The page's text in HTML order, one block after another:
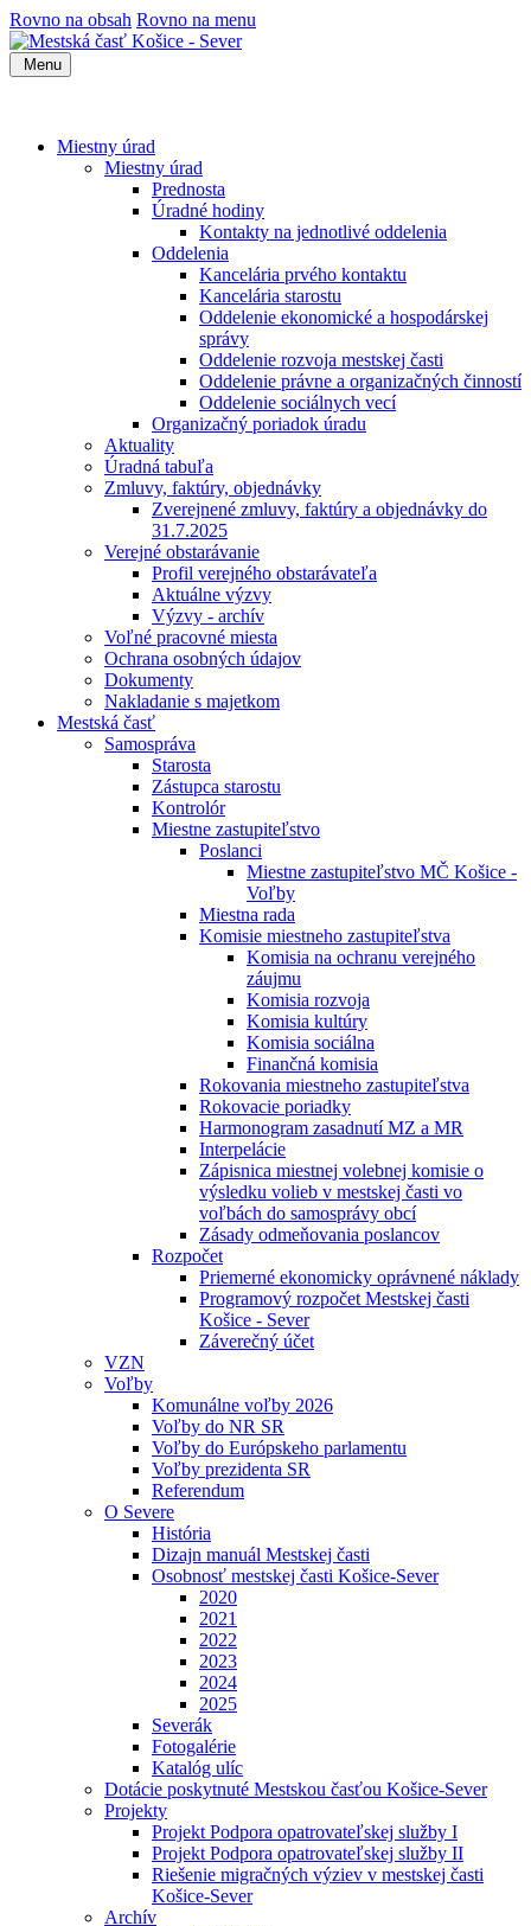
Rovno na obsah Rovno na menu
Menu
Miestny úrad
Miestny úrad
Prednosta
Úradné hodiny
Kontakty na jednotlivé oddelenia
Oddelenia
Kancelária prvého kontaktu
Kancelária starostu
Oddelenie ekonomické a hospodárskej
správy
Oddelenie rozvoja mestskej časti
Oddelenie právne a organizačných činností
Oddelenie sociálnych vecí
Organizačný poriadok úradu
Aktuality
Úradná tabuľa
Zmluvy, faktúry, objednávky
Zverejnené zmluvy, faktúry a objednávky do
31.7.2025
Verejné obstarávanie
Profil verejného obstarávateľa
Aktuálne výzvy
Výzvy - archív
Voľné pracovné miesta
Ochrana osobných údajov
Dokumenty
Nakladanie s majetkom
Mestská časť
Samospráva
Starosta
Zástupca starostu
Kontrolór
Miestne zastupiteľstvo
Poslanci
Miestne zastupiteľstvo MČ Košice -
Voľby
Miestna rada
Komisie miestneho zastupiteľstva
Komisia na ochranu verejného
záujmu
Komisia rozvoja
Komisia kultúry
Komisia sociálna
Finančná komisia
Rokovania miestneho zastupiteľstva
Rokovacie poriadky
Harmonogram zasadnutí MZ a MR
Interpelácie
Zápisnica miestnej volebnej komisie o
výsledku volieb v mestskej časti vo
voľbách do samosprávy obcí
Zásady odmeňovania poslancov
Rozpočet
Priemerné ekonomicky oprávnené náklady
Programový rozpočet Mestskej časti
Košice - Sever
Záverečný účet
VZN
Voľby
Komunálne voľby 2026
Voľby do NR SR
Voľby do Európskeho parlamentu
Voľby prezidenta SR
Referendum
O Severe
História
Dizajn manuál Mestskej časti
Osobnosť mestskej časti Košice-Sever
2020
2021
2022
2023
2024
2025
Severák
Fotogalérie
Katalóg ulíc
Dotácie poskytnuté Mestskou časťou Košice-Sever
Projekty
Projekt Podpora opatrovateľskej služby I
Projekt Podpora opatrovateľskej služby II
Riešenie migračných výziev v mestskej časti
Košice-Sever
Archív